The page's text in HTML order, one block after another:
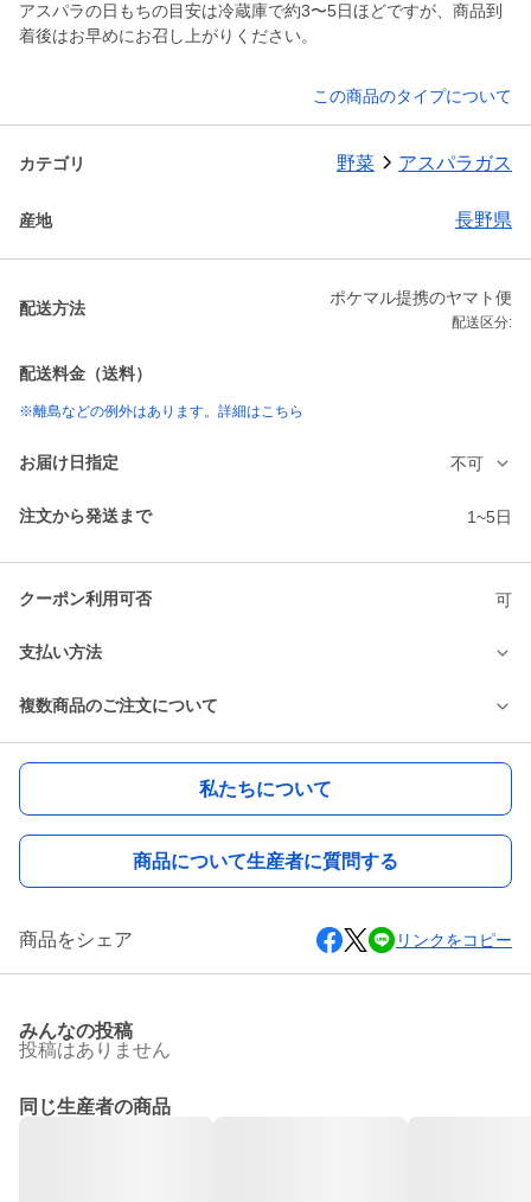
アスパラの日もちの目安は冷蔵庫で約3〜5日ほどですが、商品到
着後はお早めにお召し上がりください。
この商品のタイプについて
カテゴリ 野菜 アスパラガス
産地 長野県
配送方法
ポケマル提携のヤマト便
配送区分:
配送料金（送料）
※離島などの例外はあります。詳細はこちら
お届け日指定 不可
注文から発送まで 1~5日
クーポン利用可否 可
支払い方法
複数商品のご注文について
私たちについて
商品について生産者に質問する
商品をシェア リンクをコピー
みんなの投稿
投稿はありません
同じ生産者の商品